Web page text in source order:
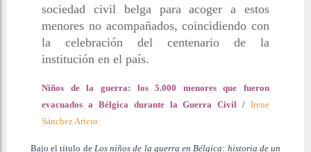
sociedad civil belga para acoger a estos
menores no acompañados, coincidiendo con
la celebración del centenario de la
institución en el país.
Niños de la guerra: los 5.000 menores que fueron
evacuados a Bélgica durante la Guerra Civil
/ Irene
Sánchez Artero:
Bajo el título deLos niños de la guerra en Bélgica: historia de un